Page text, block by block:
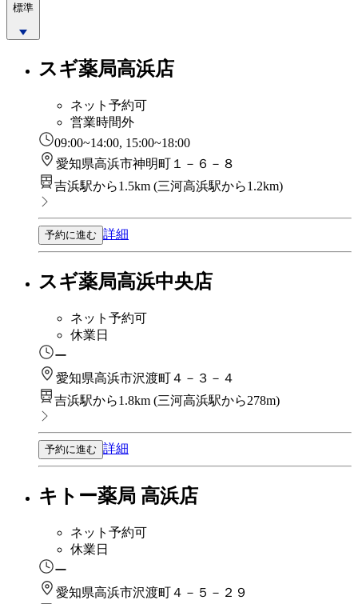
標準
スギ薬局高浜店
ネット予約可
営業時間外
09:00~14:00, 15:00~18:00
愛知県高浜市神明町１－６－８
吉浜駅から1.5km (三河高浜駅から1.2km)
予約に進む 詳細
スギ薬局高浜中央店
ネット予約可
休業日
ー
愛知県高浜市沢渡町４－３－４
吉浜駅から1.8km (三河高浜駅から278m)
予約に進む 詳細
キトー薬局 高浜店
ネット予約可
休業日
ー
愛知県高浜市沢渡町４－５－２９